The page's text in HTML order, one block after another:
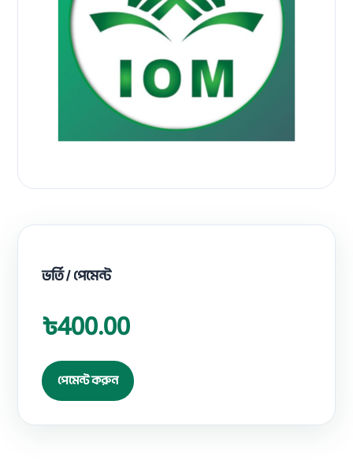
ভর্তি / পেমেন্ট
৳400.00
পেমেন্ট করুন